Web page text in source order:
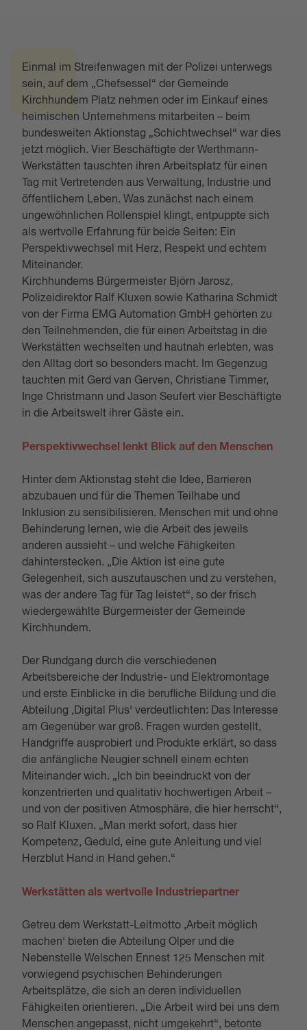
Einmal im Streifenwagen mit der Polizei unterwegs
sein, auf dem „Chefsessel“ der Gemeinde
Kirchhundem Platz nehmen oder im Einkauf eines
heimischen Unternehmens mitarbeiten – beim
bundesweiten Aktionstag „Schichtwechsel“ war dies
jetzt möglich. Vier Beschäftigte der Werthmann-
Werkstätten tauschten ihren Arbeitsplatz für einen
Tag mit Vertretenden aus Verwaltung, Industrie und
öffentlichem Leben. Was zunächst nach einem
ungewöhnlichen Rollenspiel klingt, entpuppte sich
als wertvolle Erfahrung für beide Seiten: Ein
Perspektivwechsel mit Herz, Respekt und echtem
Miteinander.
Kirchhundems Bürgermeister Björn Jarosz,
Polizeidirektor Ralf Kluxen sowie Katharina Schmidt
von der Firma EMG Automation GmbH gehörten zu
den Teilnehmenden, die für einen Arbeitstag in die
Werkstätten wechselten und hautnah erlebten, was
den Alltag dort so besonders macht. Im Gegenzug
tauchten mit Gerd van Gerven, Christiane Timmer,
Inge Christmann und Jason Seufert vier Beschäftigte
in die Arbeitswelt ihrer Gäste ein.
Perspektivwechsel lenkt Blick auf den Menschen
Hinter dem Aktionstag steht die Idee, Barrieren
abzubauen und für die Themen Teilhabe und
Inklusion zu sensibilisieren. Menschen mit und ohne
Behinderung lernen, wie die Arbeit des jeweils
anderen aussieht – und welche Fähigkeiten
dahinterstecken. „Die Aktion ist eine gute
Gelegenheit, sich auszutauschen und zu verstehen,
was der andere Tag für Tag leistet“, so der frisch
wiedergewählte Bürgermeister der Gemeinde
Kirchhundem.
Der Rundgang durch die verschiedenen
Arbeitsbereiche der Industrie- und Elektromontage
und erste Einblicke in die berufliche Bildung und die
Abteilung ‚Digital Plus‘ verdeutlichten: Das Interesse
am Gegenüber war groß. Fragen wurden gestellt,
Handgriffe ausprobiert und Produkte erklärt, so dass
die anfängliche Neugier schnell einem echten
Miteinander wich. „Ich bin beeindruckt von der
konzentrierten und qualitativ hochwertigen Arbeit –
und von der positiven Atmosphäre, die hier herrscht“,
so Ralf Kluxen. „Man merkt sofort, dass hier
Kompetenz, Geduld, eine gute Anleitung und viel
Herzblut Hand in Hand gehen.“
Werkstätten als wertvolle Industriepartner
Getreu dem Werkstatt-Leitmotto ‚Arbeit möglich
machen‘ bieten die Abteilung Olper und die
Nebenstelle Welschen Ennest 125 Menschen mit
vorwiegend psychischen Behinderungen
Arbeitsplätze, die sich an deren individuellen
Fähigkeiten orientieren. „Die Arbeit wird bei uns dem
Menschen angepasst, nicht umgekehrt“, betonte